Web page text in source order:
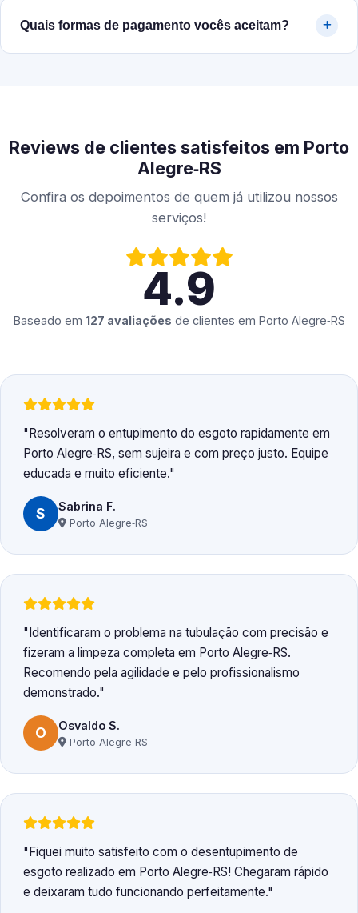
Quais formas de pagamento vocês aceitam?
Reviews de clientes satisfeitos em Porto
Alegre‑RS
Confira os depoimentos de quem já utilizou nossos
serviços!
4.9
Baseado em 127 avaliações de clientes em Porto Alegre‑RS
Resolveram o entupimento do esgoto rapidamente em
Porto Alegre‑RS, sem sujeira e com preço justo. Equipe
educada e muito eficiente.
S Sabrina F.
Porto Alegre‑RS
Identificaram o problema na tubulação com precisão e
fizeram a limpeza completa em Porto Alegre‑RS.
Recomendo pela agilidade e pelo profissionalismo
demonstrado.
O Osvaldo S.
Porto Alegre‑RS
Fiquei muito satisfeito com o desentupimento de
esgoto realizado em Porto Alegre‑RS! Chegaram rápido
e deixaram tudo funcionando perfeitamente.